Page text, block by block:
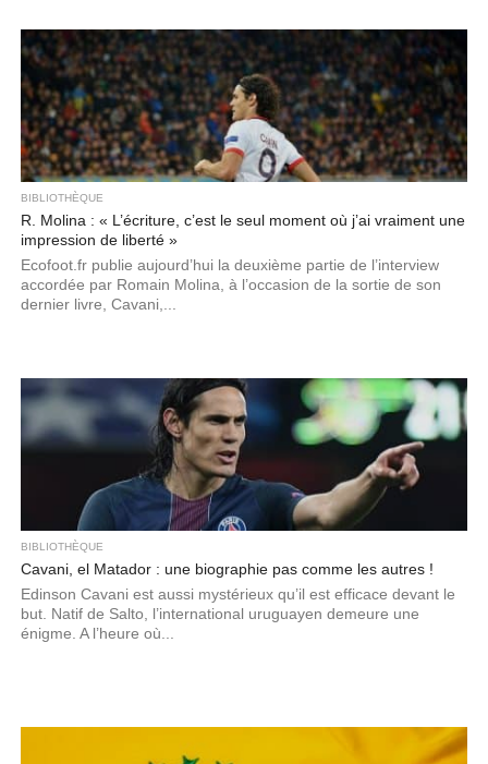
BIBLIOTHÈQUE
R. Molina : « L’écriture, c’est le seul moment où j’ai vraiment une
impression de liberté »
Ecofoot.fr publie aujourd’hui la deuxième partie de l’interview
accordée par Romain Molina, à l’occasion de la sortie de son
dernier livre, Cavani,...
BIBLIOTHÈQUE
Cavani, el Matador : une biographie pas comme les autres !
Edinson Cavani est aussi mystérieux qu’il est efficace devant le
but. Natif de Salto, l’international uruguayen demeure une
énigme. A l’heure où...